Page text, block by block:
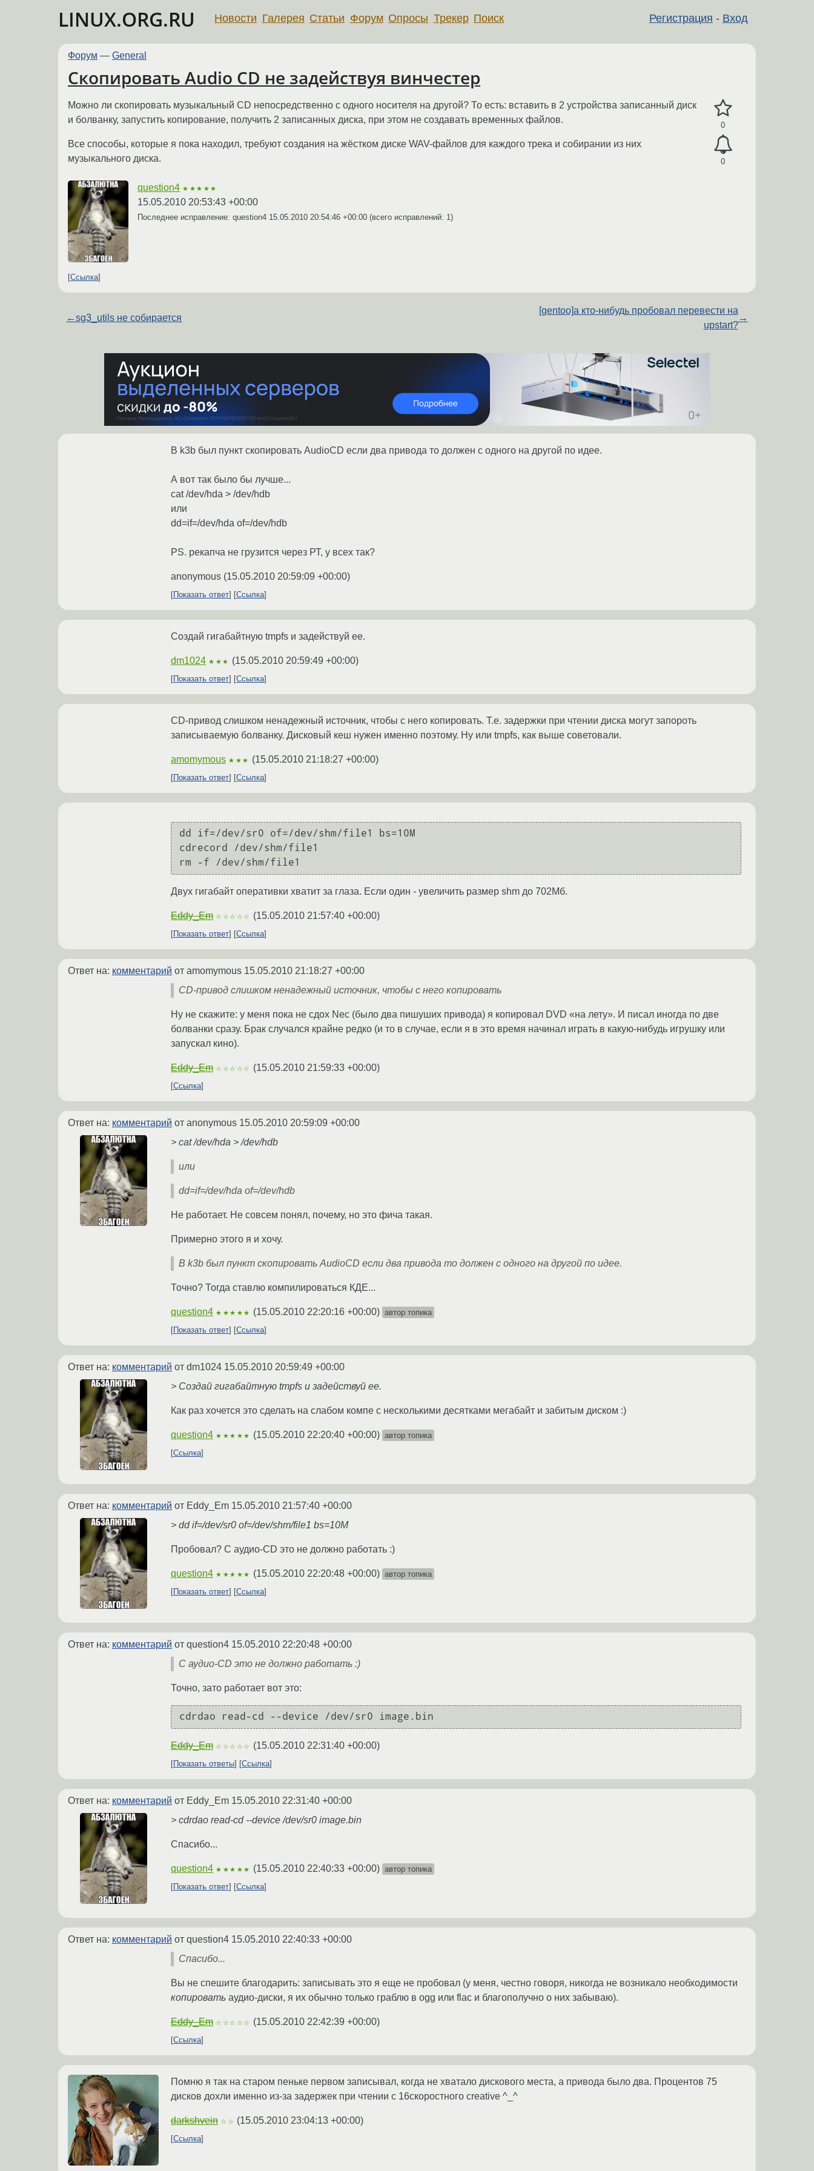
LINUX.ORG.RU Регистрация - Вход
Новости Галерея Статьи Форум Опросы Трекер Поиск
Форум — General
Скопировать Audio CD не задействуя винчестер
0
0
Можно ли скопировать музыкальный CD непосредственно с одного носителя на другой? То есть: вставить в 2 устройства записанный диск
и болванку, запустить копирование, получить 2 записанных диска, при этом не создавать временных файлов.
Все способы, которые я пока находил, требуют создания на жёстком диске WAV-файлов для каждого трека и собирании из них
музыкального диска.
question4 ★★★★★
15.05.2010 20:53:43 +00:00
Последнее исправление: question4 15.05.2010 20:54:46 +00:00 (всего исправлений: 1)
Ссылка
←sg3_utils не собирается
[gentoo]а кто-нибудь пробовал перевести на
upstart?
→
В k3b был пункт скопировать AudioCD если два привода то должен с одного на другой по идее.
А вот так было бы лучше...
cat /dev/hda > /dev/hdb
или
dd=if=/dev/hda of=/dev/hdb
PS. рекапча не грузится через РТ, у всех так?
anonymous (15.05.2010 20:59:09 +00:00)
Показать ответ Ссылка
Создай гигабайтную tmpfs и задействуй ее.
dm1024 ★★★ (15.05.2010 20:59:49 +00:00)
Показать ответ Ссылка
CD-привод слишком ненадежный источник, чтобы с него копировать. Т.е. задержки при чтении диска могут запороть
записываемую болванку. Дисковый кеш нужен именно поэтому. Ну или tmpfs, как выше советовали.
amomymous ★★★ (15.05.2010 21:18:27 +00:00)
Показать ответ Ссылка
dd if=/dev/sr0 of=/dev/shm/file1 bs=10M
cdrecord /dev/shm/file1
Двух гигабайт оперативки хватит за глаза. Если один - увеличить размер shm до 702Мб.
Eddy_Em ☆☆☆☆☆ (15.05.2010 21:57:40 +00:00)
Показать ответ Ссылка
Ответ на: комментарий от amomymous 15.05.2010 21:18:27 +00:00
CD-привод слишком ненадежный источник, чтобы с него копировать
Ну не скажите: у меня пока не сдох Nec (было два пишуших привода) я копировал DVD «на лету». И писал иногда по две
болванки сразу. Брак случался крайне редко (и то в случае, если я в это время начинал играть в какую-нибудь игрушку или
запускал кино).
Eddy_Em ☆☆☆☆☆ (15.05.2010 21:59:33 +00:00)
Ссылка
Ответ на: комментарий от anonymous 15.05.2010 20:59:09 +00:00
> cat /dev/hda > /dev/hdb
или
dd=if=/dev/hda of=/dev/hdb
Не работает. Не совсем понял, почему, но это фича такая.
Примерно этого я и хочу.
В k3b был пункт скопировать AudioCD если два привода то должен с одного на другой по идее.
Точно? Тогда ставлю компилироваться КДЕ...
question4 ★★★★★ (15.05.2010 22:20:16 +00:00) автор топика
Показать ответ
Ссылка
Ответ на: комментарий от dm1024 15.05.2010 20:59:49 +00:00
> Создай гигабайтную tmpfs и задействуй ее.
Как раз хочется это сделать на слабом компе с несколькими десятками мегабайт и забитым диском :)
question4 ★★★★★ (15.05.2010 22:20:40 +00:00) автор топика
Ссылка
Ответ на: комментарий от Eddy_Em 15.05.2010 21:57:40 +00:00
> dd if=/dev/sr0 of=/dev/shm/file1 bs=10M
Пробовал? С аудио-CD это не должно работать :)
question4 ★★★★★ (15.05.2010 22:20:48 +00:00) автор топика
Показать ответ
Ссылка
Ответ на: комментарий от question4 15.05.2010 22:20:48 +00:00
С аудио-CD это не должно работать :)
Точно, зато работает вот это:
Eddy_Em ☆☆☆☆☆ (15.05.2010 22:31:40 +00:00)
Показать ответы Ссылка
Ответ на: комментарий от Eddy_Em 15.05.2010 22:31:40 +00:00
> cdrdao read-cd --device /dev/sr0 image.bin
Спасибо...
question4 ★★★★★ (15.05.2010 22:40:33 +00:00) автор топика
Показать ответ
Ссылка
Ответ на: комментарий от question4 15.05.2010 22:40:33 +00:00
Спасибо...
Вы не спешите благодарить: записывать это я еще не пробовал (у меня, честно говоря, никогда не возникало необходимости
копировать аудио-диски, я их обычно только граблю в ogg или flac и благополучно о них забываю).
Eddy_Em ☆☆☆☆☆ (15.05.2010 22:42:39 +00:00)
Ссылка
Помню я так на старом пеньке первом записывал, когда не хватало дискового места, а привода было два. Процентов 75
дисков дохли именно из-за задержек при чтении с 16скоростного creative ^_^
darkshvein ☆☆ (15.05.2010 23:04:13 +00:00)
Ссылка